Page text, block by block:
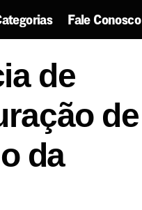
Fale Conosco
de
de
da